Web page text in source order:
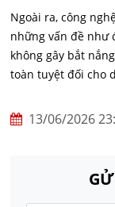
Ngoài ra, công
những vấn đề như
không gây bắt
toàn tuyệt đối cho
13/06/2026